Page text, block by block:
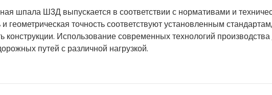
шпала Ш3Д выпускается в соответствии с нормативами и
геометрическая точность соответствуют установленным
конструкции. Использование современных технологий
путей с различной нагрузкой.